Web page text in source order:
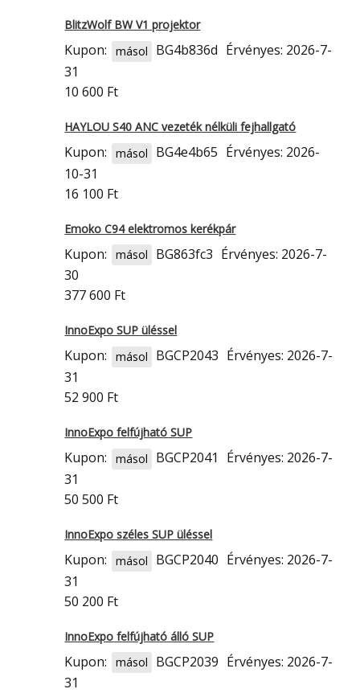
BlitzWolf BW V1 projektor
Kupon: másol BG4b836d Érvényes: 2026-7-
31
10 600 Ft
HAYLOU S40 ANC vezeték nélküli fejhallgató
Kupon: másol BG4e4b65 Érvényes: 2026-
10-31
16 100 Ft
Emoko C94 elektromos kerékpár
Kupon: másol BG863fc3 Érvényes: 2026-7-
30
377 600 Ft
InnoExpo SUP üléssel
Kupon: másol BGCP2043 Érvényes: 2026-7-
31
52 900 Ft
InnoExpo felfújható SUP
Kupon: másol BGCP2041
Érvényes: 2026-7-
31
50 500 Ft
InnoExpo széles SUP üléssel
Kupon: másol BGCP2040 Érvényes: 2026-7-
31
50 200 Ft
InnoExpo felfújható álló SUP
Kupon: másol BGCP2039 Érvényes: 2026-7-
31